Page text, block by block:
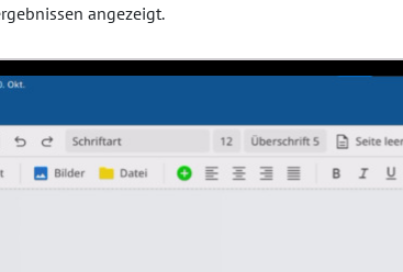
angezeigt.